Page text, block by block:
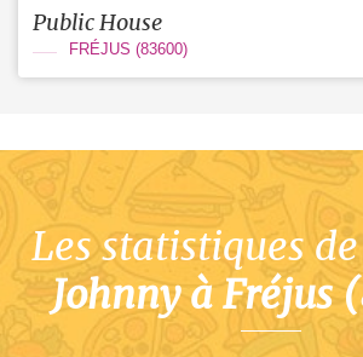
Public House
FRÉJUS (83600)
Les statistiques
Johnny à Fréjus